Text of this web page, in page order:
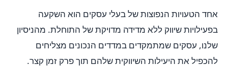
אחד הטעויות הנפוצות של בעלי עסקים הוא השקעה
בפעילויות שיווק ללא מדידה מדויקת של התוחלת. מהניסיון
שלנו, עסקים שמתמקדים במדדים הנכונים מצליחים
להכפיל את היעילות השיווקית שלהם תוך פרק זמן קצר.